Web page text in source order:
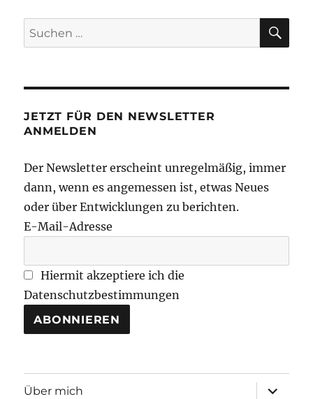
Suchen
nach:
JETZT FÜR DEN NEWSLETTER
ANMELDEN
Der Newsletter erscheint unregelmäßig, immer
dann, wenn es angemessen ist, etwas Neues
oder über Entwicklungen zu berichten.
E-Mail-Adresse
Hiermit akzeptiere ich die
Datenschutzbestimmungen
Über mich